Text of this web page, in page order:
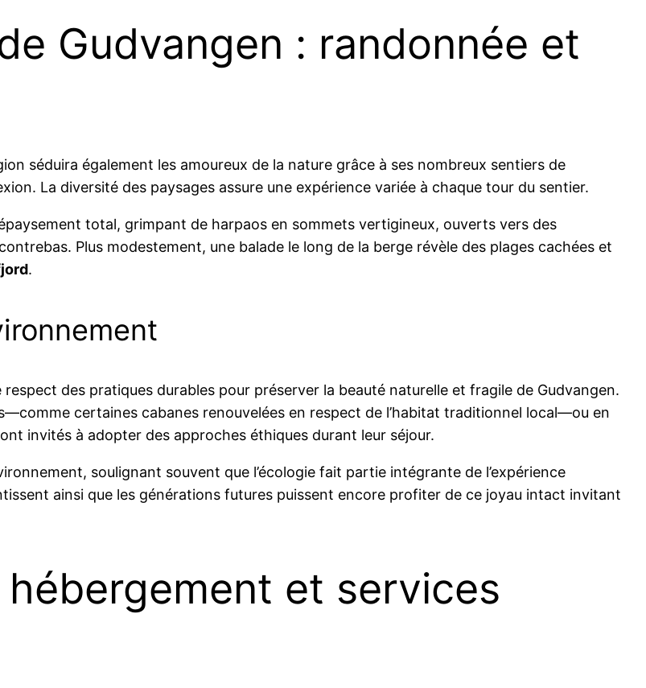
Gudvangen : randonnée et
séduira également les amoureux de la nature grâce à ses nombreux sentiers de
La diversité des paysages assure une expérience variée à chaque tour du sentier.
total, grimpant de harpaos en sommets vertigineux, ouverts vers des
Plus modestement, une balade le long de la berge révèle des plages cachées et
.
des pratiques durables pour préserver la beauté naturelle et fragile de Gudvangen.
certaines cabanes renouvelées en respect de l’habitat traditionnel local—ou en
invités à adopter des approches éthiques durant leur séjour.
soulignant souvent que l’écologie fait partie intégrante de l’expérience
ainsi que les générations futures puissent encore profiter de ce joyau intact invitant
et services